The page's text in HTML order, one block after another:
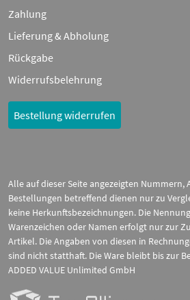
Zahlung
Lieferung & Abholung
Rückgabe
Widerrufsbelehrung
Bestellung widerrufen
Alle auf dieser Seite angezeigten Nummern,
Bestellungen betreffend dienen nur zu
keine Herkunftsbezeichnungen. Die
Warenzeichen oder Namen erfolgt nur zur
Artikel. Die Angaben von diesen in
sind nicht statthaft. Die Ware bleibt bis zur
ADDED VALUE Unlimited GmbH